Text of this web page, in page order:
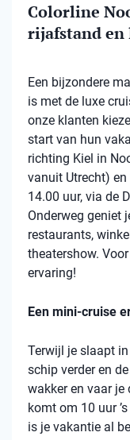
Colorline
rijafstand en
Een bijzondere
is met de luxe
onze klanten
start van hun
richting Kiel in
vanuit Utrecht)
14.00 uur, via de
Onderweg geniet
restaurants,
theatershow.
ervaring!
Een mini-cruise
Terwijl je slaapt
schip verder en
wakker en vaar
komt om 10 uur
is je vakantie al